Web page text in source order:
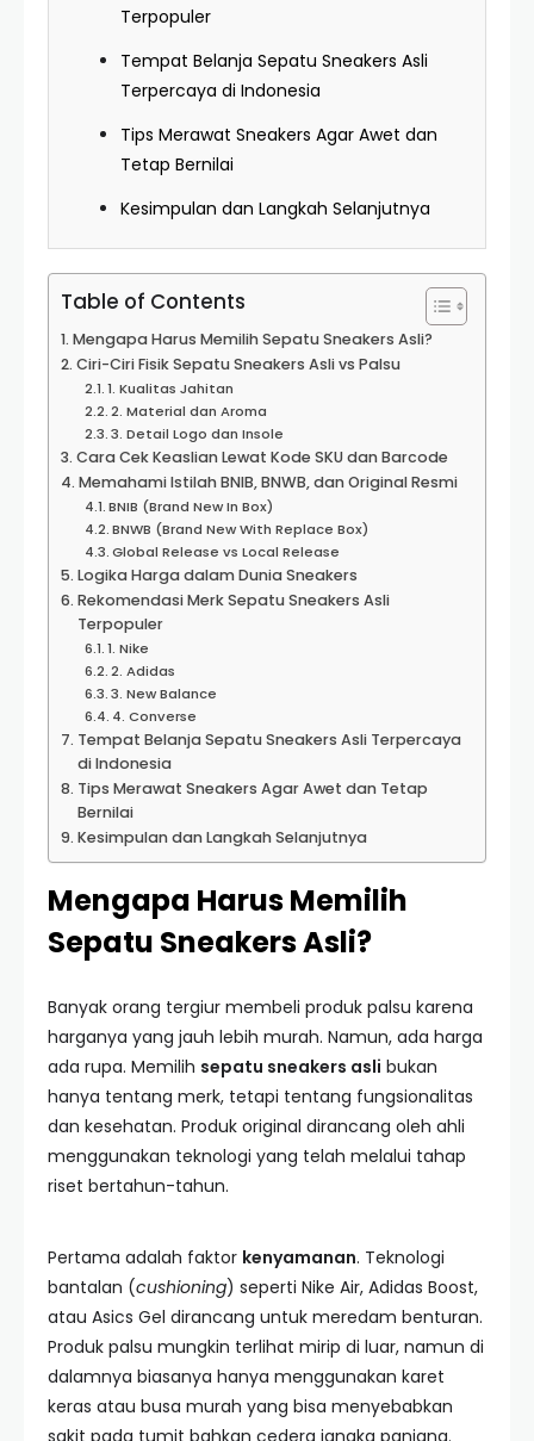
Terpopuler
Tempat Belanja Sepatu Sneakers Asli
Terpercaya di Indonesia
Tips Merawat Sneakers Agar Awet dan
Tetap Bernilai
Kesimpulan dan Langkah Selanjutnya
Table of Contents
Mengapa Harus Memilih Sepatu Sneakers Asli?
Ciri-Ciri Fisik Sepatu Sneakers Asli vs Palsu
1. Kualitas Jahitan
2. Material dan Aroma
3. Detail Logo dan Insole
Cara Cek Keaslian Lewat Kode SKU dan Barcode
Memahami Istilah BNIB, BNWB, dan Original Resmi
BNIB (Brand New In Box)
BNWB (Brand New With Replace Box)
Global Release vs Local Release
Logika Harga dalam Dunia Sneakers
Rekomendasi Merk Sepatu Sneakers Asli
Terpopuler
1. Nike
2. Adidas
3. New Balance
4. Converse
Tempat Belanja Sepatu Sneakers Asli Terpercaya
di Indonesia
Tips Merawat Sneakers Agar Awet dan Tetap
Bernilai
Kesimpulan dan Langkah Selanjutnya
Mengapa Harus Memilih
Sepatu Sneakers Asli?
Banyak orang tergiur membeli produk palsu karena
harganya yang jauh lebih murah. Namun, ada harga
ada rupa. Memilih sepatu sneakers asli bukan
hanya tentang merk, tetapi tentang fungsionalitas
dan kesehatan. Produk original dirancang oleh ahli
menggunakan teknologi yang telah melalui tahap
riset bertahun-tahun.
Pertama adalah faktor kenyamanan. Teknologi
bantalan (cushioning) seperti Nike Air, Adidas Boost,
atau Asics Gel dirancang untuk meredam benturan.
Produk palsu mungkin terlihat mirip di luar, namun di
dalamnya biasanya hanya menggunakan karet
keras atau busa murah yang bisa menyebabkan
sakit pada tumit bahkan cedera jangka panjang.